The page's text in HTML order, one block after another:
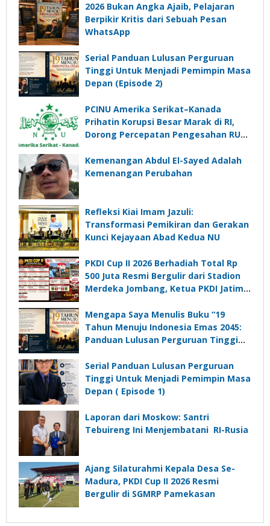
2026 Bukan Angka Ajaib, Pelajaran
Berpikir Kritis dari Sebuah Pesan
WhatsApp
Serial Panduan Lulusan Perguruan
Tinggi Untuk Menjadi Pemimpin Masa
Depan (Episode 2)
PCINU Amerika Serikat–Kanada
Prihatin Korupsi Besar Marak di RI,
Dorong Percepatan Pengesahan RUU
Kemenangan Abdul El-Sayed Adalah
Kemenangan Perubahan
Refleksi Kiai Imam Jazuli:
Transformasi Pemikiran dan Gerakan
Kunci Kejayaan Abad Kedua NU
PKDI Cup II 2026 Berhadiah Total Rp
500 Juta Resmi Bergulir dari Stadion
Merdeka Jombang, Ketua PKDI Jatim:
Komunikasi Kades untuk Memajukan
Desa
Mengapa Saya Menulis Buku “19
Tahun Menuju Indonesia Emas 2045:
Panduan Lulusan Perguruan Tinggi
Depan”?
Serial Panduan Lulusan Perguruan
Tinggi Untuk Menjadi Pemimpin Masa
Depan ( Episode 1)
Laporan dari Moskow: Santri
Tebuireng Ini Menjembatani RI-Rusia
Ajang Silaturahmi Kepala Desa Se-
Madura, PKDI Cup II 2026 Resmi
Bergulir di SGMRP Pamekasan